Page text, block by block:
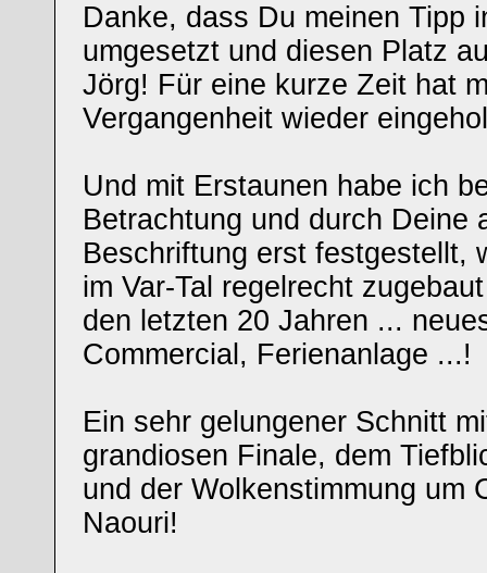
Danke, dass Du meinen Tipp
umgesetzt und diesen Platz
Jörg! Für eine kurze Zeit hat
Vergangenheit wieder
Und mit Erstaunen habe ich
Betrachtung und durch Deine
Beschriftung erst festgestellt,
im Var-Tal regelrecht
den letzten 20 Jahren ...
Commercial, Ferienanlage ...!
Ein sehr gelungener Schnitt
grandiosen Finale, dem
und der Wolkenstimmung um
Naouri!